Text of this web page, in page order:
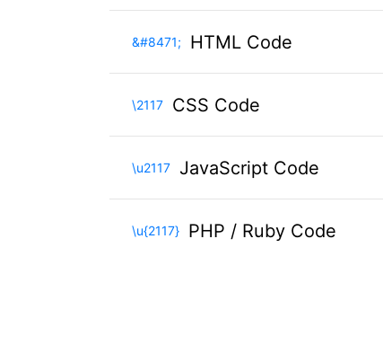
&#8471; HTML Code
\2117 CSS Code
\u2117 JavaScript Code
\u{2117} PHP / Ruby Code